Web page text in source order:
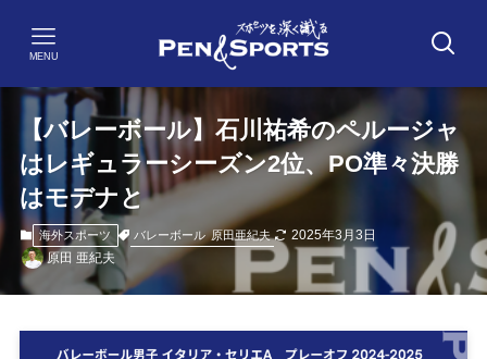
MENU
【バレーボール】石川祐希のペルージャ
はレギュラーシーズン2位、PO準々決勝
はモデナと
海外スポーツ バレーボール 原田亜紀夫
2025年3月3日
原田 亜紀夫